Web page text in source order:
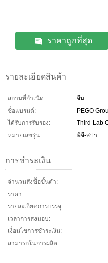
ราคาถูกที่สุด
รายละเอียดสินค้า
สถานที่กำเนิด:
จีน
ชื่อแบรนด์:
PEGO
ได้รับการรับรอง:
Third-Lab
หมายเลขรุ่น:
พีจี-สปา
การชำระเงิน
จำนวนสั่งซื้อขั้นต่ำ:
ราคา:
รายละเอียดการบรรจุ:
เวลาการส่งมอบ:
เงื่อนไขการชำระเงิน:
สามารถในการผลิต: